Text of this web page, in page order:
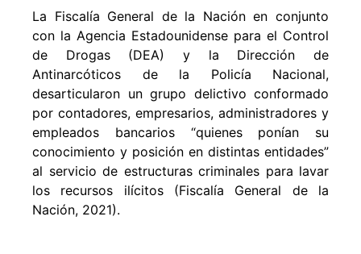
La Fiscalía General de la Nación en conjunto
con la Agencia Estadounidense para el Control
de Drogas (DEA) y la Dirección de
Antinarcóticos de la Policía Nacional,
desarticularon un grupo delictivo conformado
por contadores, empresarios, administradores y
empleados bancarios “quienes ponían su
conocimiento y posición en distintas entidades”
al servicio de estructuras criminales para lavar
los recursos ilícitos (Fiscalía General de la
Nación, 2021).